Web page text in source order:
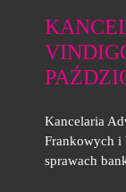
Kancelaria
Frankowych i
sprawach